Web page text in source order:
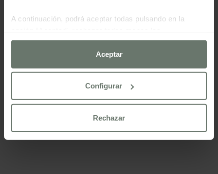
A continuación, podrá aceptar todas pulsando en la
estrictamente necesarias haciendo clic en "Rechazar" o
configurarlas según sus preferencias mediante el botón
“Configurar cookies”.
Para más información consulte nuestra
política de cookies
Aceptar
Configurar
Rechazar